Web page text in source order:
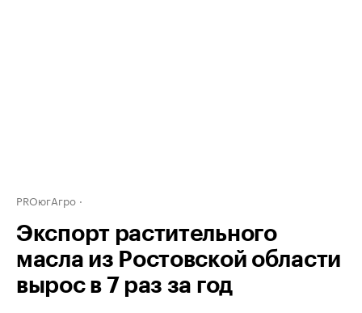
PROюгАгро
Экспорт растительного
масла из Ростовской области
вырос в 7 раз за год